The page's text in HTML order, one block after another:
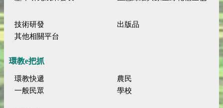
技術研發
出版品
其他相關平台
環教e把抓
環教快遞
農民
一般民眾
學校